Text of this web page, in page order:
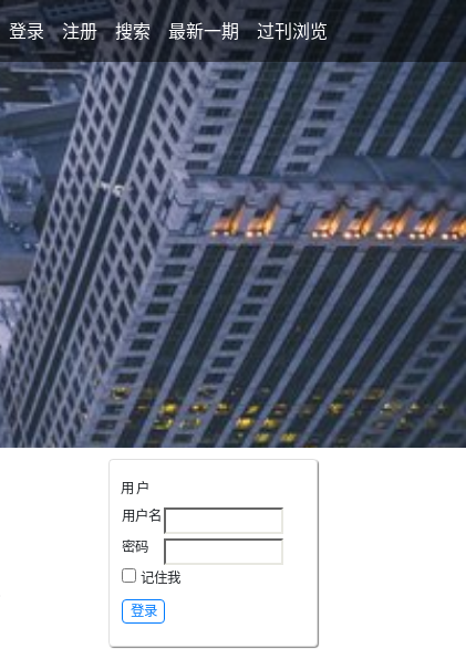
登录 注册 搜索 最新一期 过刊浏览
用户
用户名
密码
记住我